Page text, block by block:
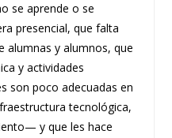
se aprende o se
presencial, que falta
alumnas y alumnos, que
y actividades
son poco adecuadas en
tecnológica,
y que les hace